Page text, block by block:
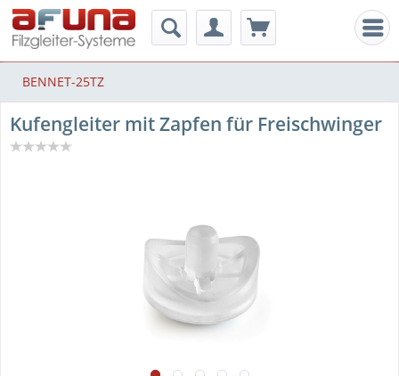
BENNET-25TZ
Kufengleiter mit Zapfen für Freischwinger